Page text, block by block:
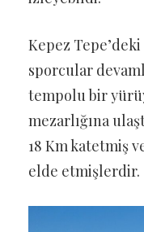
Kepez
sporcular
tempolu bir
mezarlığına
18 Km katetmiş
elde etmişlerdir.